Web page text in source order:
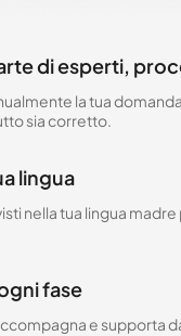
di esperti,
la tua
sia corretto.
lingua
nella tua lingua
fase
e supporta